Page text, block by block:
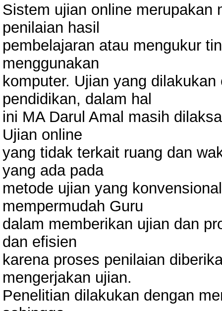
Sistem ujian online merupakan
penilaian hasil
pembelajaran atau mengukur
menggunakan
komputer. Ujian yang
pendidikan, dalam hal
ini MA Darul Amal masih
Ujian online
yang tidak terkait ruang dan
yang ada pada
metode ujian yang
mempermudah Guru
dalam memberikan ujian dan
dan efisien
karena proses penilaian
mengerjakan ujian.
Penelitian dilakukan dengan